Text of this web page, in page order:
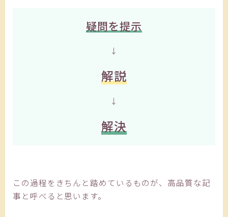
疑問を提示
↓
解説
↓
解決
この過程をきちんと踏めているものが、高品質な記
事と呼べると思います。